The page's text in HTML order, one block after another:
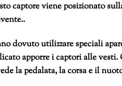
captore viene posizionato
dovuto utilizzare speciali
apporre i captori alle vesti.
la pedalata, la corsa e il